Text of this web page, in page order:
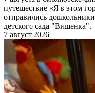
путешествие «Я в этом
отправились
детского сада "Вишенка".
7 август 2026